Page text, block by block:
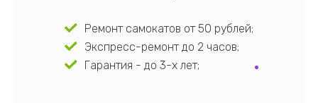
Ремонт самокатов от 50 рублей;
Экспресс-ремонт до 2 часов;
Гарантия - до 3-х лет;